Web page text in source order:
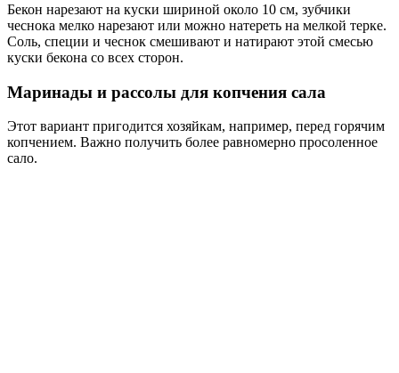
Бекон нарезают на куски шириной около 10 см, зубчики
чеснока мелко нарезают или можно натереть на мелкой терке.
Соль, специи и чеснок смешивают и натирают этой смесью
куски бекона со всех сторон.
Маринады и рассолы для копчения сала
Этот вариант пригодится хозяйкам, например, перед горячим
копчением. Важно получить более равномерно просоленное
сало.